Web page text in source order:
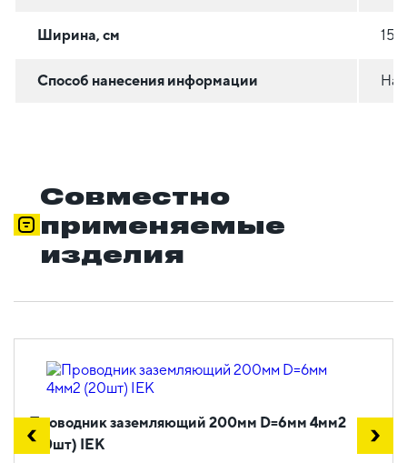
Ширина, см 15.6
Способ нанесения информации На
Совместно
применяемые
изделия
Проводник заземляющий 200мм D=6мм 4мм2
(20шт) IEK